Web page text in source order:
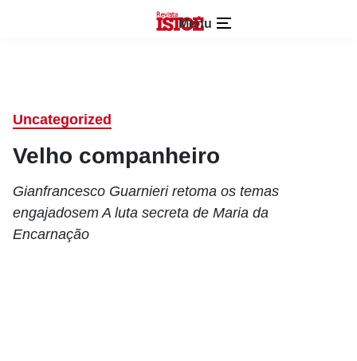
Menu
Uncategorized
Velho companheiro
Gianfrancesco Guarnieri retoma os temas
engajadosem A luta secreta de Maria da
Encarnação